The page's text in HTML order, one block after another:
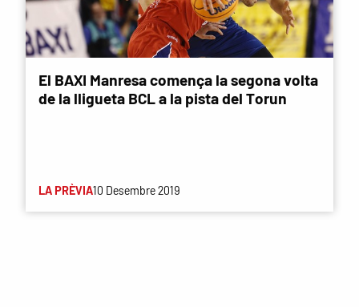
El BAXI Manresa comença la segona volta
de la lligueta BCL a la pista del Torun
LA PRÈVIA10 Desembre 2019